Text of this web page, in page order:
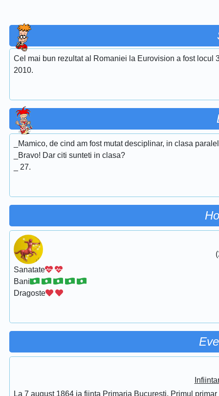
Cel mai bun rezultat al Romaniei la Eurovision a fost
2010.
_Mamico, de cind am fost mutat desciplinar, in clasa
_Bravo! Dar citi sunteti in clasa?
_ 27.
Sanatate
Bani
Dragoste
La 7 august 1864 ia fiinta Primaria Bucuresti. Primul